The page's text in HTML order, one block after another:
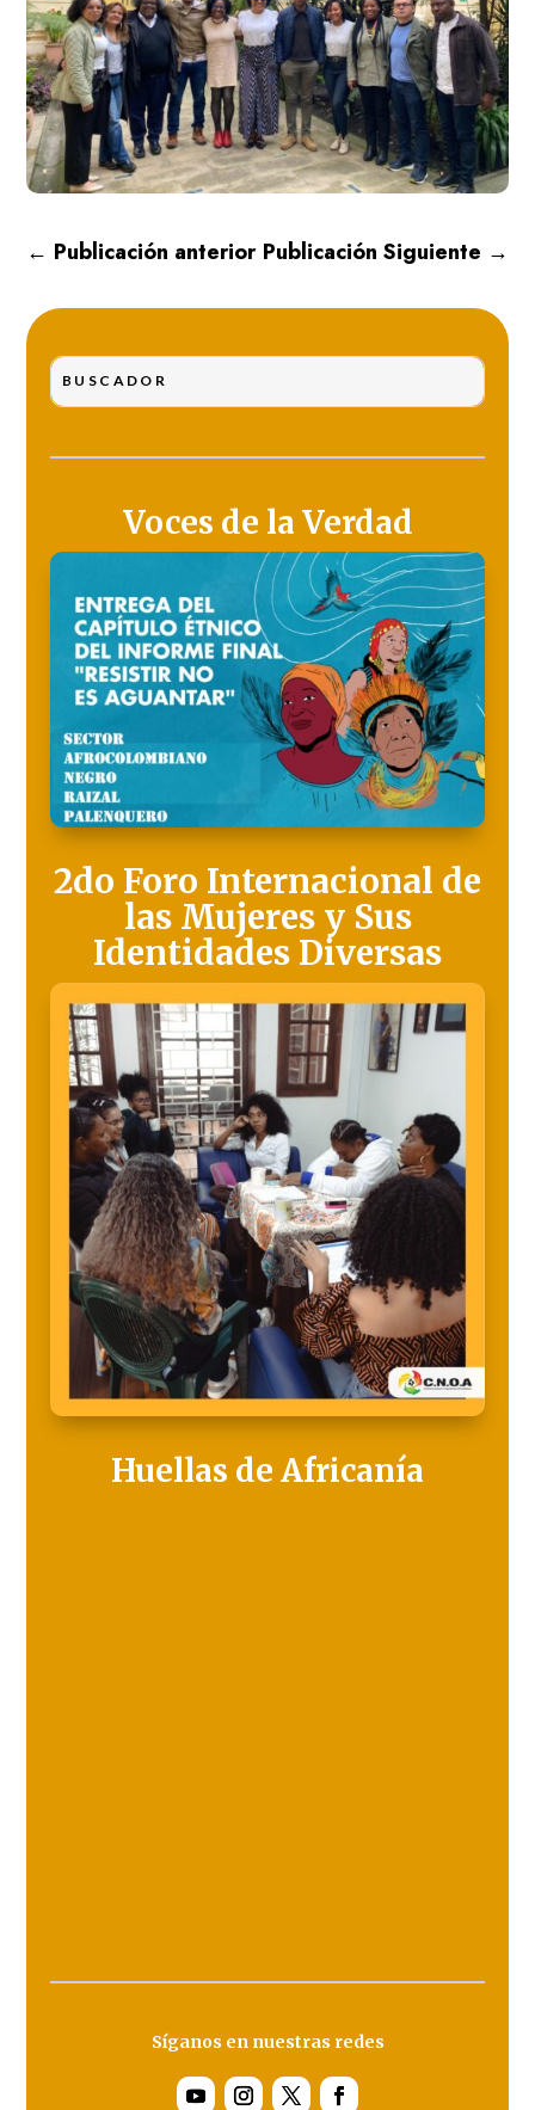
← Publicación anterior Publicación Siguiente →
Voces de la Verdad
2do Foro Internacional de
las Mujeres y Sus
Identidades Diversas
Huellas de Africanía
Síganos en nuestras redes